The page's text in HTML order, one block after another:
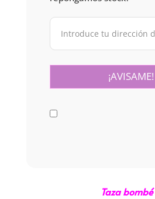
Taza bombé